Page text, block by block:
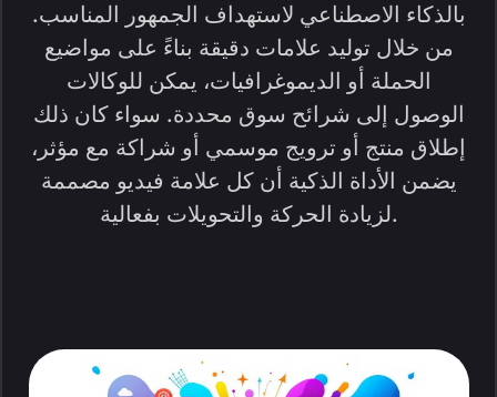
بالذكاء الاصطناعي لاستهداف الجمهور المناسب.
من خلال توليد علامات دقيقة بناءً على مواضيع
الحملة أو الديموغرافيات، يمكن للوكالات
الوصول إلى شرائح سوق محددة. سواء كان ذلك
إطلاق منتج أو ترويج موسمي أو شراكة مع مؤثر،
يضمن الأداة الذكية أن كل علامة فيديو مصممة
لزيادة الحركة والتحويلات بفعالية.